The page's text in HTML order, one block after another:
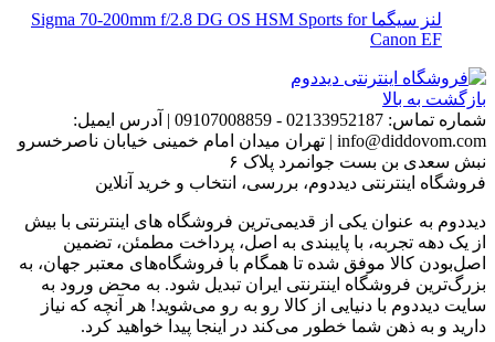
لنز سیگما Sigma 70-200mm f/2.8 DG OS HSM Sports for
Canon EF
بازگشت به بالا
شماره تماس: 02133952187 - 09107008859
| آدرس ایمیل:
info@diddovom.com
| تهران میدان امام خمینی خیابان ناصرخسرو
نبش سعدی بن بست جوانمرد پلاک ۶
فروشگاه اینترنتی دیددوم، بررسی، انتخاب و خرید آنلاین
دیددوم به عنوان یکی از قدیمی‌ترین فروشگاه های اینترنتی با بیش
از یک دهه تجربه، با پایبندی به اصل، پرداخت مطمئن، تضمین
اصل‌بودن کالا موفق شده تا همگام با فروشگاه‌های معتبر جهان، به
بزرگ‌ترین فروشگاه اینترنتی ایران تبدیل شود. به محض ورود به
سایت دیددوم با دنیایی از کالا رو به رو می‌شوید! هر آنچه که نیاز
دارید و به ذهن شما خطور می‌کند در اینجا پیدا خواهید کرد.